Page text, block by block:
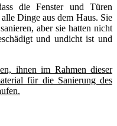
die Fenster und Türen
Dinge aus dem Haus. Sie
aber sie hatten nicht
und undicht ist und
ihnen im Rahmen dieser
für die Sanierung des